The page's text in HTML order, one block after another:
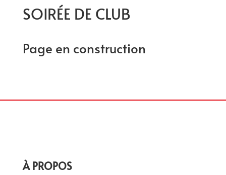
SOIRÉE DE CLUB
Page en construction
À PROPOS